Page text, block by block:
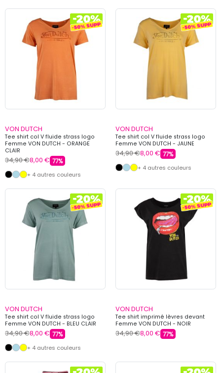
VON DUTCH
Tee shirt col V fluide strass logo
Femme VON DUTCH - ORANGE
CLAIR
34,90 €8,00 € 77%
+ 4 autres couleurs
VON DUTCH
Tee shirt col V fluide strass logo
Femme VON DUTCH - JAUNE
34,90 €8,00 € 77%
+ 4 autres couleurs
VON DUTCH
Tee shirt col V fluide strass logo
Femme VON DUTCH - BLEU CLAIR
34,90 €8,00 € 77%
+ 4 autres couleurs
VON DUTCH
Tee shirt imprimé lèvres devant
Femme VON DUTCH - NOIR
34,90 €8,00 € 77%